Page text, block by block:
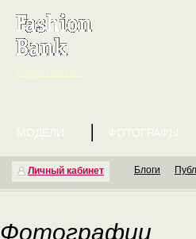
Личный кабинет
МОДЕЛИ ФОТОГРАФЫ
Блоги
Фотографии